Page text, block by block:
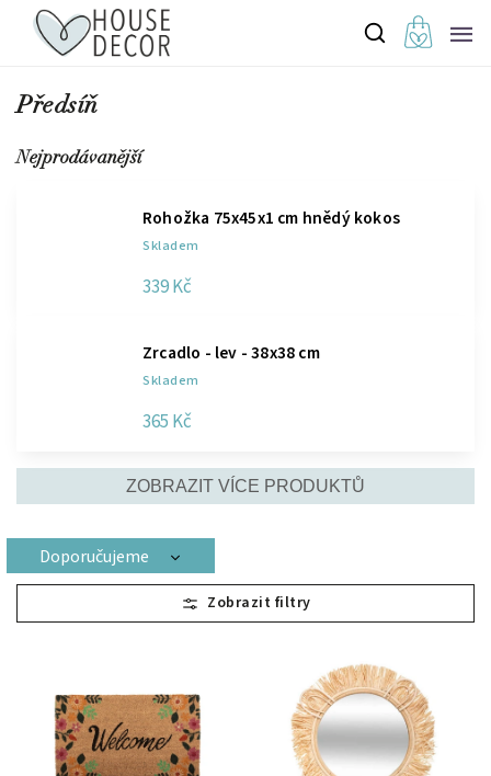
Předsíň
Nejprodávanější
Rohožka 75x45x1 cm hnědý kokos
Skladem
339 Kč
Zrcadlo - lev - 38x38 cm
Skladem
365 Kč
ZOBRAZIT VÍCE PRODUKTŮ
Doporučujeme
Nejlevnější
Nejdražší
Abecedně